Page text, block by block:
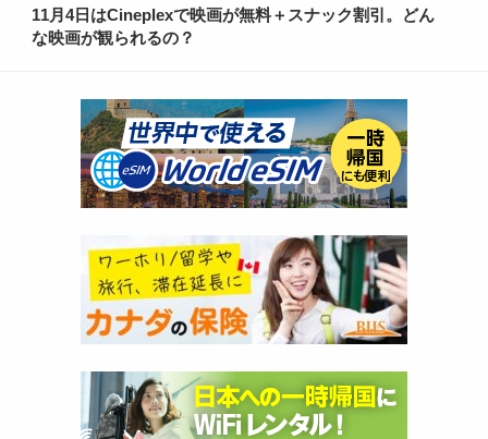
11月4日はCineplexで映画が無料＋スナック割引。どん
な映画が観られるの？